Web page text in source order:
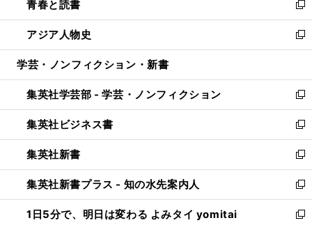
で
開
く
ド
ウ
で
開
ィ
ン
ド
ウ
開
く
い
ウ
ィ
ン
ウ
で
開
く
青春と読書
新
し
い
ウ
ン
ド
ウ
で
開
く
アジア人物史
新
し
ウ
ィ
ン
ド
ウ
で
開
く
学芸・ノンフィクション・新書
集英社学芸部 - 学芸・ノンフィクション
新
し
い
ウ
ィ
ン
ド
ウ
で
集英社ビジネス書
新
し
い
ウ
ィ
ン
ド
集英社新書
新
し
い
ウ
ィ
集英社新書プラス - 知の水先案内人
新
し
い
1日5分で、明日は変わる よみタイ yomitai
新